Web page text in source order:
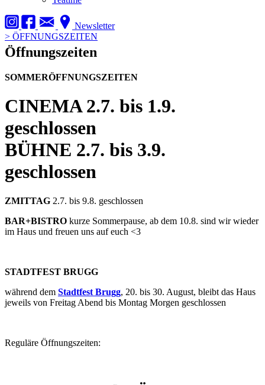
Newsletter
> ÖFFNUNGSZEITEN
Öffnungszeiten
SOMMERÖFFNUNGSZEITEN
CINEMA2.7. bis 1.9.
geschlossen
BÜHNE 2.7. bis 3.9.
geschlossen
ZMITTAG 2.7. bis 9.8. geschlossen
BAR+BISTRO kurze Sommerpause, ab dem 10.8. sind wir wieder
im Haus und freuen uns auf euch <3
STADTFEST BRUGG
während dem Stadtfest Brugg, 20. bis 30. August, bleibt das Haus
jeweils von Freitag Abend bis Montag Morgen geschlossen
Reguläre Öffnungszeiten: